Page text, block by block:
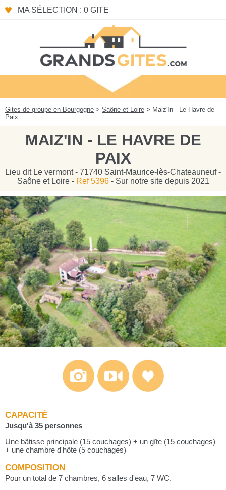
MA SÉLECTION : 0 GITE
Gites de groupe en Bourgogne > Saône et Loire > Maiz'In - Le Havre de
Paix
MAIZ'IN - LE HAVRE DE
PAIX
Lieu dit Le vermont - 71740 Saint-Maurice-lès-Chateauneuf -
Saône et Loire - Ref 5396- Sur notre site depuis 2021
CAPACITÉ
Jusqu'à 35 personnes
Une bâtisse principale (15 couchages) + un gîte (15 couchages)
+ une chambre d'hôte (5 couchages)
COMPOSITION
Pour un total de 7 chambres, 6 salles d'eau, 7 WC.
Panneau de gestion des cookies